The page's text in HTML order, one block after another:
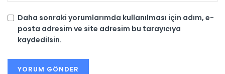
Daha sonraki yorumlarımda kullanılması için adım, e-
posta adresim ve site adresim bu tarayıcıya
kaydedilsin.